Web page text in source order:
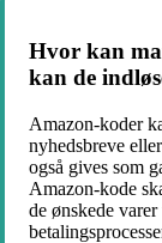
Hvor kan
kan de
Amazon-koder
nyhedsbreve
også gives som
Amazon-kode
de ønskede